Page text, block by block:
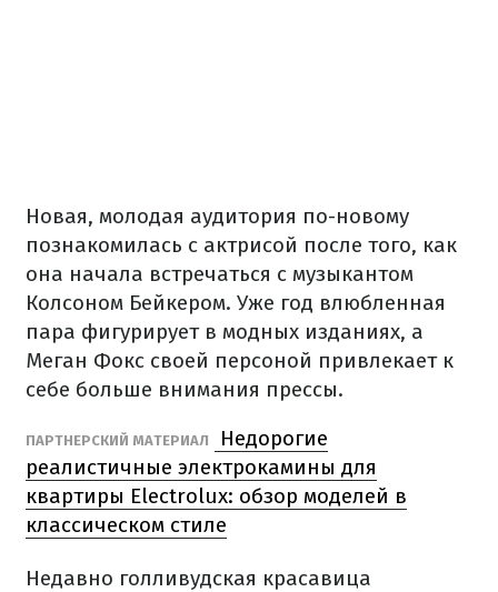
Новая, молодая аудитория по-новому
познакомилась с актрисой после того, как
она начала встречаться с музыкантом
Колсоном Бейкером. Уже год влюбленная
пара фигурирует в модных изданиях, а
Меган Фокс своей персоной привлекает к
себе больше внимания прессы.
ПАРТНЕРСКИЙ МАТЕРИАЛ
Недорогие
реалистичные электрокамины для
квартиры Electrolux: обзор моделей в
классическом стиле
Недавно голливудская красавица